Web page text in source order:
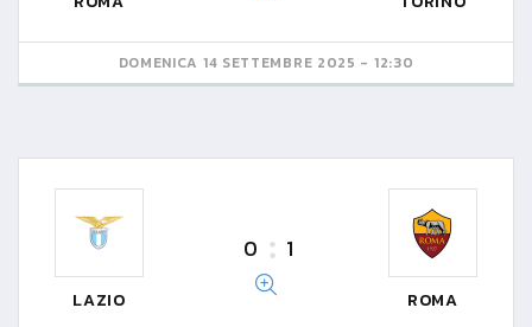
DOMENICA 14 SETTEMBRE 2025 - 12:30
LAZIO
0 1
ROMA